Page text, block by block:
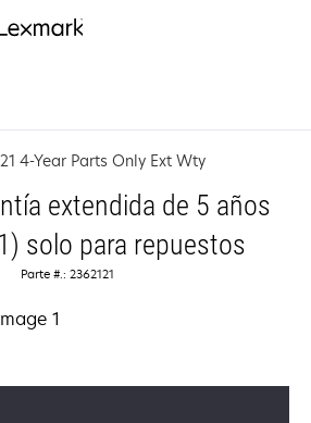
4-Year Parts Only Ext Wty
extendida de 5 años
solo para repuestos
Parte #.: 2362121